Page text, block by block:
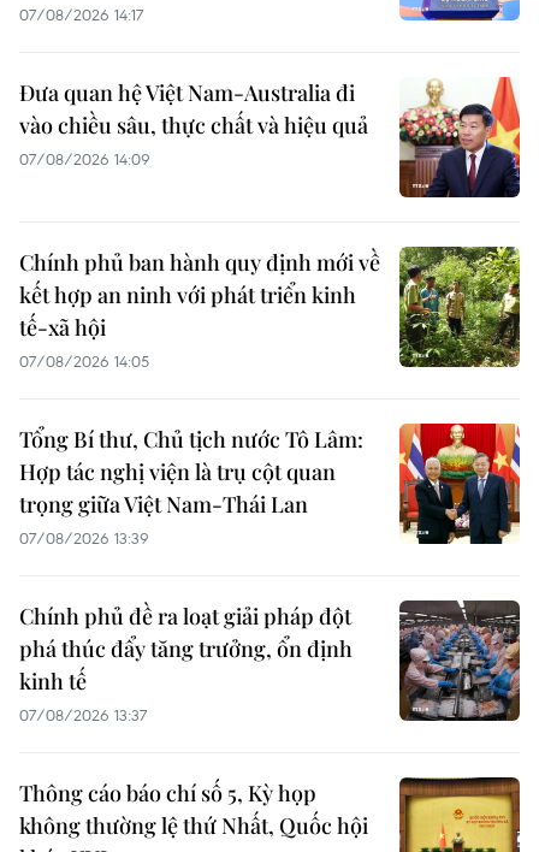
07/08/2026 14:17
Đưa quan hệ Việt Nam-Australia đi
vào chiều sâu, thực chất và hiệu quả
07/08/2026 14:09
Chính phủ ban hành quy định mới về
kết hợp an ninh với phát triển kinh
tế-xã hội
07/08/2026 14:05
Tổng Bí thư, Chủ tịch nước Tô Lâm:
Hợp tác nghị viện là trụ cột quan
trọng giữa Việt Nam-Thái Lan
07/08/2026 13:39
Chính phủ đề ra loạt giải pháp đột
phá thúc đẩy tăng trưởng, ổn định
kinh tế
07/08/2026 13:37
Thông cáo báo chí số 5, Kỳ họp
không thường lệ thứ Nhất, Quốc hội